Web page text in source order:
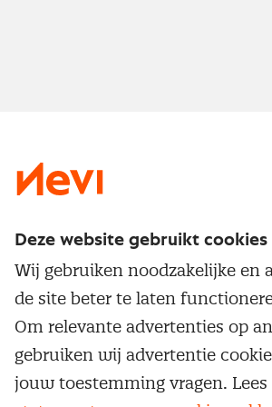
Deze website gebruikt cookies
Wij gebruiken noodzakelijke en
de site beter te laten
Om relevante advertenties op
gebruiken wij advertentie
jouw toestemming vragen. Lees